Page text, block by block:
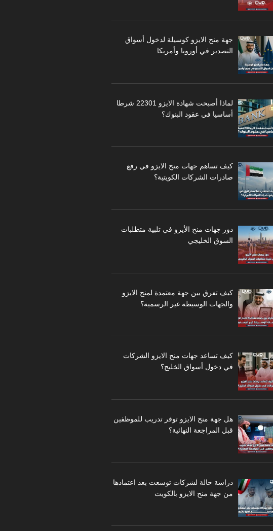
جهة منح الايزو كوسيلة لدخول أسواق
التصدير في أوروبا وأمريكا
لماذا أصبحت شهادة الايزو 22301 شرطا
أساسيا في عقود البنوك؟
كيف تساهم جهات منح الايزو في رفع
صادرات الشركات الكويتية؟
دور جهات منح الأيزو في تلبية متطلبات
السوق الخليجي
كيف تفرق بين جهة معتمدة لمنح الايزو
والجهات الوسيطة غير الرسمية؟
كيف تساعد جهات منح الايزو الشركات
في دخول أسواق الخليج؟
هل جهة منح الايزو توفر تدريب للموظفين
قبل المراجعة النهائية؟
دراسة حالة لشركات توسعت بعد اعتمادها
من جهة منح الايزو بالكويت